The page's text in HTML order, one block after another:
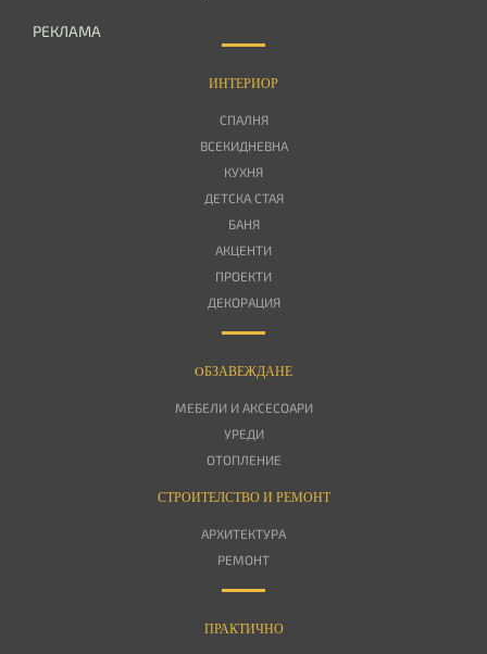
РЕКЛАМА
ИНТЕРИОР
СПАЛНЯ
ВСЕКИДНЕВНА
КУХНЯ
ДЕТСКА СТАЯ
БАНЯ
АКЦЕНТИ
ПРОЕКТИ
ДЕКОРАЦИЯ
OБЗАВЕЖДАНЕ
МЕБЕЛИ И АКСЕСОАРИ
УРЕДИ
ОТОПЛЕНИЕ
СТРОИТЕЛСТВО И РЕМОНТ
АРХИТЕКТУРА
РЕМОНТ
ПРАКТИЧНО